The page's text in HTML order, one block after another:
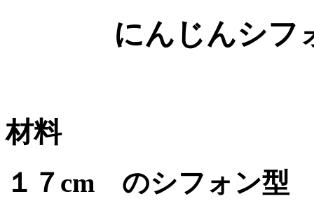
にんじんシフ
材料
１７cm のシフォン型